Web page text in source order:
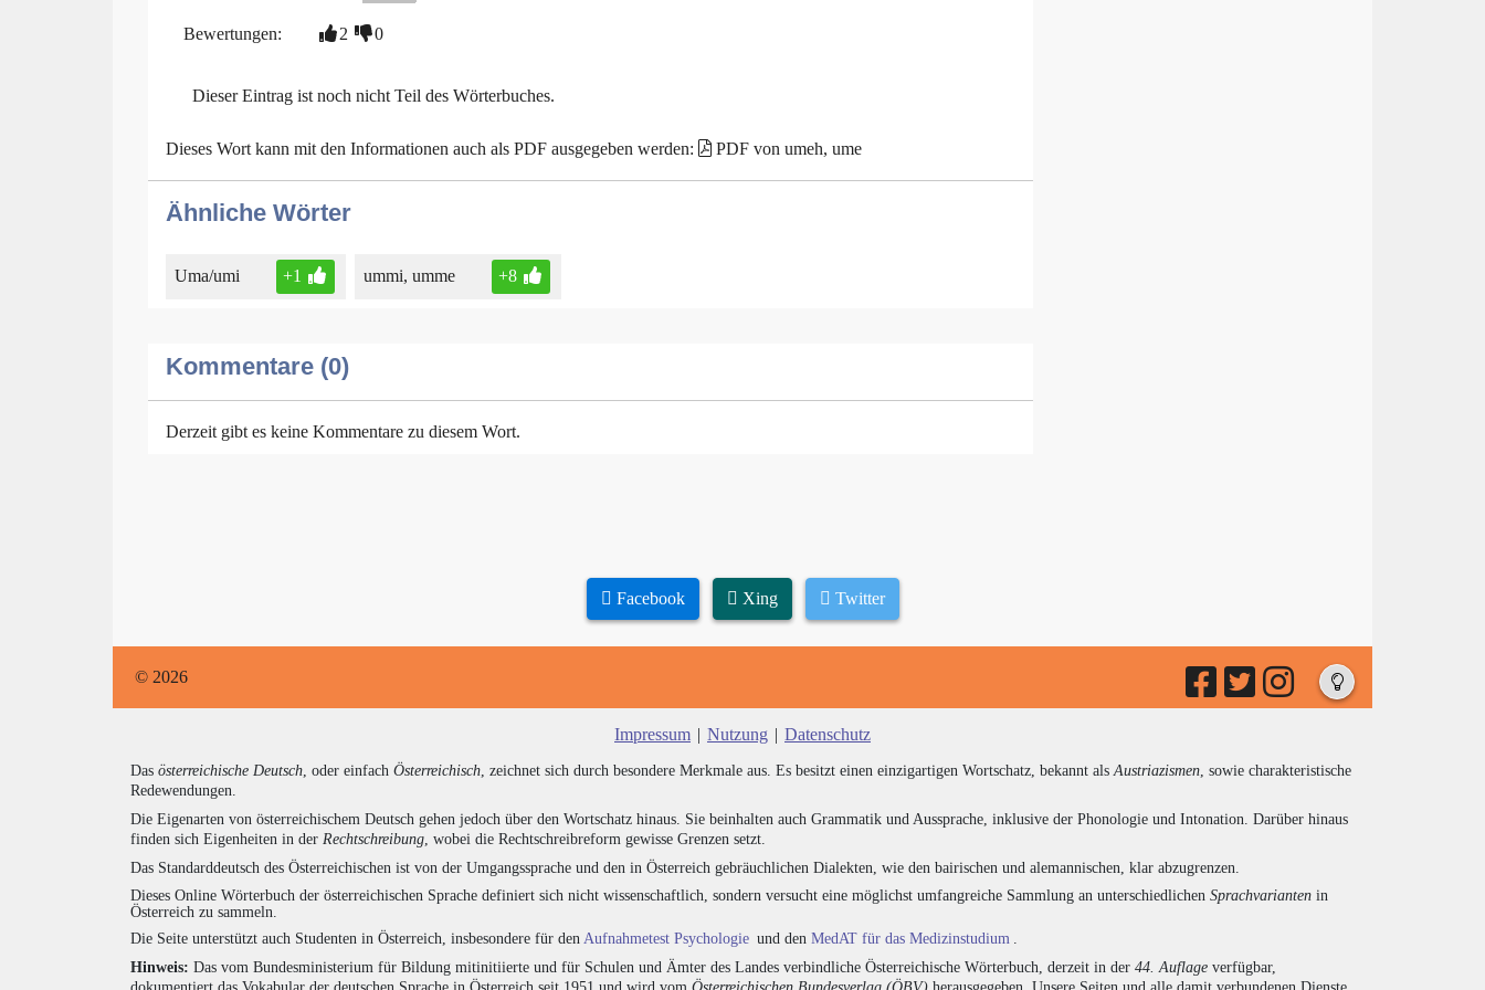
Bewertungen: 2 0
Dieser Eintrag ist noch nicht Teil des Wörterbuches.
Dieses Wort kann mit den Informationen auch als PDF ausgegeben werden: PDF von umeh, ume
Ähnliche Wörter
Uma/umi +1 ummi, umme +8
Kommentare (0)
Derzeit gibt es keine Kommentare zu diesem Wort.
Facebook Xing Twitter
© 2026
Impressum | Nutzung | Datenschutz
Das österreichische Deutsch, oder einfach Österreichisch, zeichnet sich durch besondere Merkmale aus. Es besitzt einen einzigartigen Wortschatz, bekannt alsAustriazismen, sowie charakteristische
Redewendungen.
Die Eigenarten von österreichischem Deutsch gehen jedoch über den Wortschatz hinaus. Sie beinhalten auch Grammatik und Aussprache, inklusive der Phonologie und Intonation. Darüber hinaus
finden sich Eigenheiten in der Rechtschreibung, wobei die Rechtschreibreform gewisse Grenzen setzt.
Das Standarddeutsch des Österreichischen ist von der Umgangssprache und den in Österreich gebräuchlichen Dialekten, wie den bairischen und alemannischen, klar abzugrenzen.
Dieses Online Wörterbuch der österreichischen Sprache definiert sich nicht wissenschaftlich, sondern versucht eine möglichst umfangreiche Sammlung an unterschiedlichen Sprachvarianten in
Österreich zu sammeln.
Die Seite unterstützt auch Studenten in Österreich, insbesondere für den Aufnahmetest Psychologie und den MedAT für das Medizinstudium .
Hinweis: Das vom Bundesministerium für Bildung mitinitiierte und für Schulen und Ämter des Landes verbindliche Österreichische Wörterbuch, derzeit in der 44. Auflage verfügbar,